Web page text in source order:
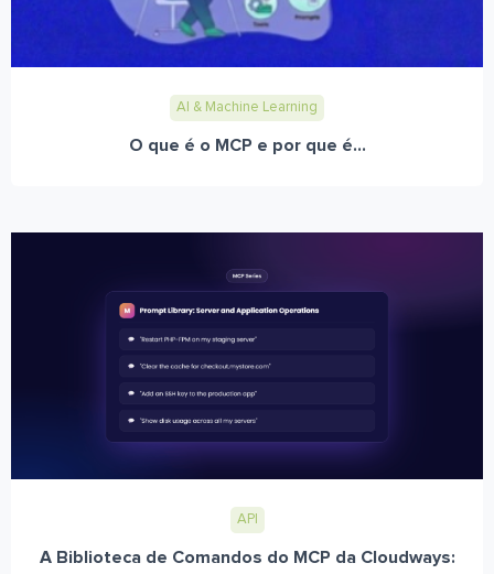
AI & Machine Learning
O que é o MCP e por que é...
API
A Biblioteca de Comandos do MCP da Cloudways: